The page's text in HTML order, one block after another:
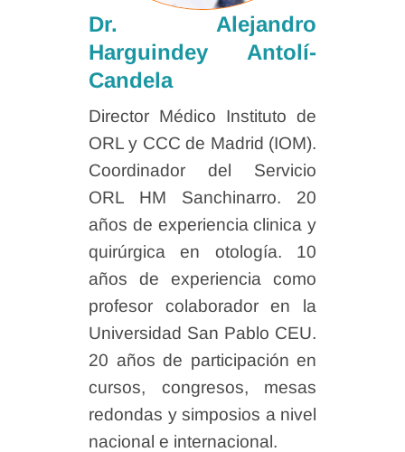
Dr. Alejandro
Harguindey Antolí-
Candela
Director Médico Instituto de
ORL y CCC de Madrid (IOM).
Coordinador del Servicio
ORL HM Sanchinarro. 20
años de experiencia clinica y
quirúrgica en otología. 10
años de experiencia como
profesor colaborador en la
Universidad San Pablo CEU.
20 años de participación en
cursos, congresos, mesas
redondas y simposios a nivel
nacional e internacional.